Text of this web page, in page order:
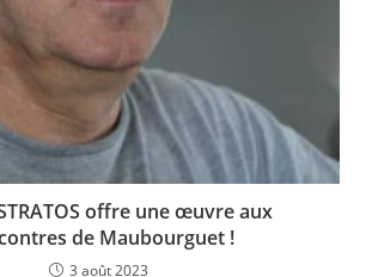
offre une œuvre aux
de Maubourguet !
3 août 2023